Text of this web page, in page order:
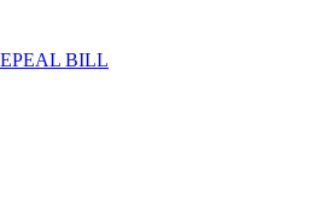
BILL